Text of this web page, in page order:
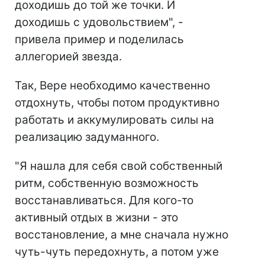
доходишь до той же точки. И
доходишь с удовольствием", -
привела пример и поделилась
аллегорией звезда.
Так, Вере необходимо качественно
отдохнуть, чтобы потом продуктивно
работать и аккумулировать силы на
реализацию задуманного.
"Я нашла для себя свой собственный
ритм, собственную возможность
восстанавливаться. Для кого-то
активный отдых в жизни - это
восстановление, а мне сначала нужно
чуть-чуть передохнуть, а потом уже